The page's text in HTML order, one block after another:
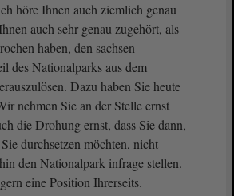
höre Ihnen auch ziemlich genau
auch sehr genau zugehört, als
haben, den sachsen-
des Nationalparks aus dem
Dazu haben Sie heute
nehmen Sie an der Stelle ernst
die Drohung ernst, dass Sie dann,
durchsetzen möchten, nicht
den Nationalpark infrage stellen.
eine Position Ihrerseits.